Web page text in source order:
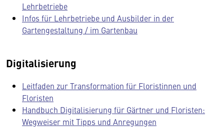
Lehrbetriebe
Infos für Lehrbetriebe und Ausbilder in der
Gartengestaltung / im Gartenbau
Digitalisierung
Leitfaden zur Transformation für Floristinnen und
Floristen
Handbuch Digitalisierung für Gärtner und Floristen:
Wegweiser mit Tipps und Anregungen